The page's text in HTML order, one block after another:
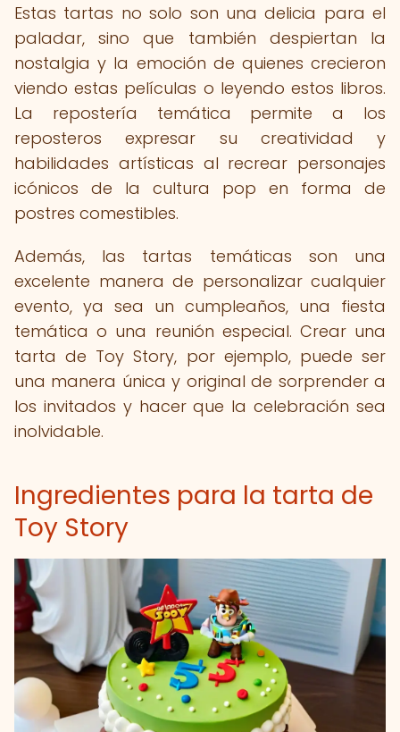
Estas tartas no solo son una delicia para el
paladar, sino que también despiertan la
nostalgia y la emoción de quienes crecieron
viendo estas películas o leyendo estos libros.
La repostería temática permite a los
reposteros expresar su creatividad y
habilidades artísticas al recrear personajes
icónicos de la cultura pop en forma de
postres comestibles.
Además, las tartas temáticas son una
excelente manera de personalizar cualquier
evento, ya sea un cumpleaños, una fiesta
temática o una reunión especial. Crear una
tarta de Toy Story, por ejemplo, puede ser
una manera única y original de sorprender a
los invitados y hacer que la celebración sea
inolvidable.
Ingredientes para la tarta de
Toy Story